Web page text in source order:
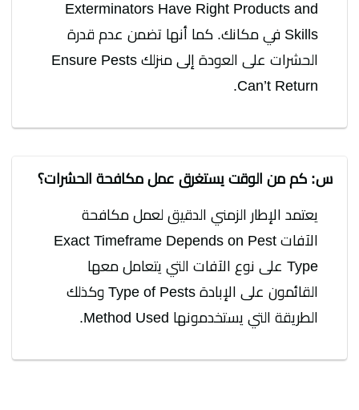
Exterminators Have Right Products and
Skills في مكانك. كما أنها تضمن عدم قدرة
الحشرات على العودة إلى منزلك Ensure Pests
Can’t Return.
س: كم من الوقت يستغرق عمل مكافحة الحشرات؟
يعتمد الإطار الزمني الدقيق لعمل مكافحة
الآفات Exact Timeframe Depends on Pest
Type على نوع الآفات التي يتعامل معها
القائمون على الإبادة Type of Pests وكذلك
الطريقة التي يستخدمونها Method Used.